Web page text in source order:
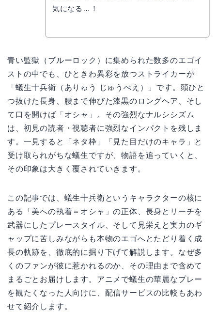
気になる…！
青い監獄（ブルーロック）に集められた数多のエゴイ
ストの中でも、ひときわ異彩を放つストライカーが
「蟻生十兵衛（ありゅう じゅうべえ）」です。頭ひと
つ抜けた長身、腰まで伸びた漆黒のロングヘア、そし
て口を開けば「オシャ」。その強烈なナルシシズム
は、初見の読者・視聴者に強烈なインパクトを残しま
す。一見すると「ネタ枠」「見た目だけのキャラ」と
受け取られがちな蟻生ですが、物語を追っていくと、
その印象は大きく覆されていきます。
この記事では、蟻生十兵衛というキャラクターの核に
ある「美への執着＝オシャ」の正体、長身とリーチを
武器にしたプレースタイル、そして見栄えと実力のギ
ャップに苦しみながらも本物のエゴへとたどり着く成
長の軌跡を、徹底的に掘り下げて解説します。なぜ多
くのファンが彼に惹かれるのか、その理由まで含めて
まるごとお届けします。アニメで蟻生の華麗なプレー
を観たくなった人向けに、配信サービスの比較もあわ
せて紹介します。